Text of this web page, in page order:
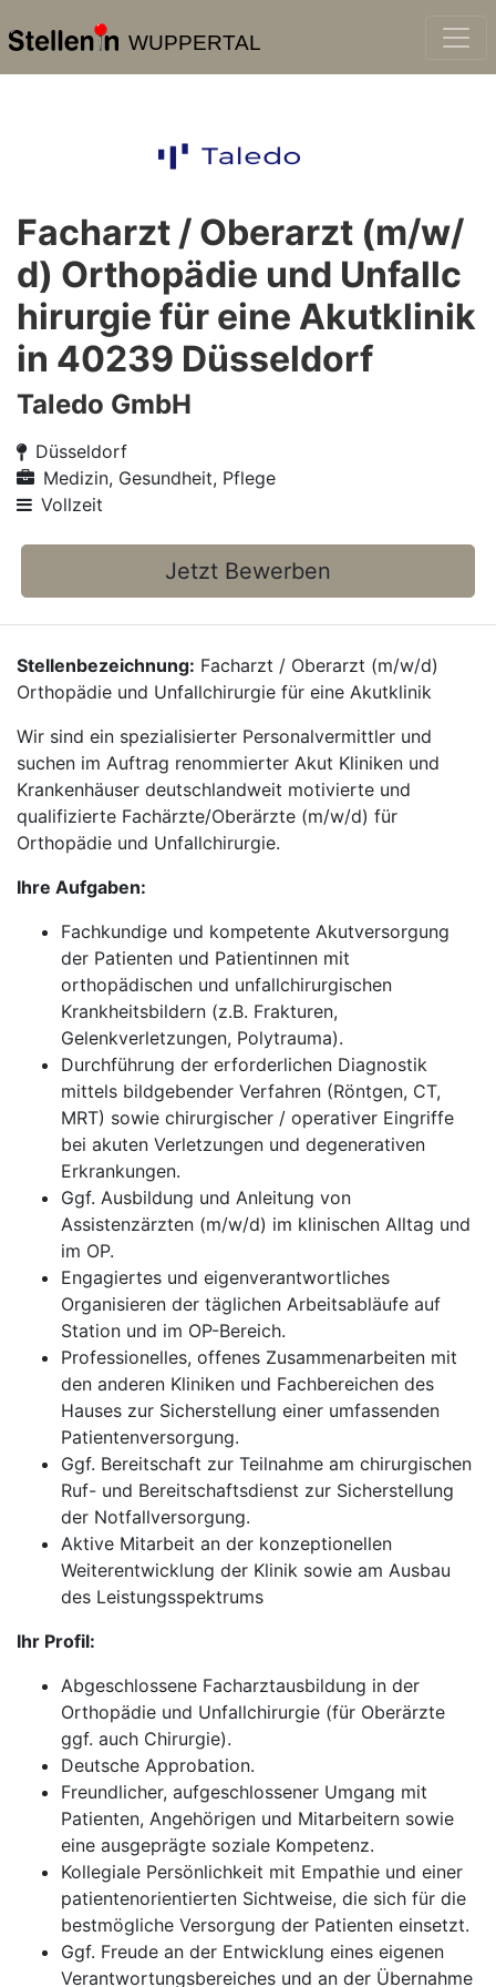
WUPPERTAL
Facharzt / Oberarzt (m/w/
d) Orthopädie und Unfallc
hirurgie für eine Akutklinik
in 40239 Düsseldorf
Taledo GmbH
Düsseldorf
Medizin, Gesundheit, Pflege
Vollzeit
Jetzt Bewerben
Stellenbezeichnung: Facharzt / Oberarzt (m/w/d)
Orthopädie und Unfallchirurgie für eine Akutklinik
Wir sind ein spezialisierter Personalvermittler und
suchen im Auftrag renommierter Akut Kliniken und
Krankenhäuser deutschlandweit motivierte und
qualifizierte Fachärzte/Oberärzte (m/w/d) für
Orthopädie und Unfallchirurgie.
Ihre Aufgaben:
Fachkundige und kompetente Akutversorgung
der Patienten und Patientinnen mit
orthopädischen und unfallchirurgischen
Krankheitsbildern (z.B. Frakturen,
Gelenkverletzungen, Polytrauma).
Durchführung der erforderlichen Diagnostik
mittels bildgebender Verfahren (Röntgen, CT,
MRT) sowie chirurgischer / operativer Eingriffe
bei akuten Verletzungen und degenerativen
Erkrankungen.
Ggf. Ausbildung und Anleitung von
Assistenzärzten (m/w/d) im klinischen Alltag und
im OP.
Engagiertes und eigenverantwortliches
Organisieren der täglichen Arbeitsabläufe auf
Station und im OP-Bereich.
Professionelles, offenes Zusammenarbeiten mit
den anderen Kliniken und Fachbereichen des
Hauses zur Sicherstellung einer umfassenden
Patientenversorgung.
Ggf. Bereitschaft zur Teilnahme am chirurgischen
Ruf- und Bereitschaftsdienst zur Sicherstellung
der Notfallversorgung.
Aktive Mitarbeit an der konzeptionellen
Weiterentwicklung der Klinik sowie am Ausbau
des Leistungsspektrums
Ihr Profil:
Abgeschlossene Facharztausbildung in der
Orthopädie und Unfallchirurgie (für Oberärzte
ggf. auch Chirurgie).
Deutsche Approbation.
Freundlicher, aufgeschlossener Umgang mit
Patienten, Angehörigen und Mitarbeitern sowie
eine ausgeprägte soziale Kompetenz.
Kollegiale Persönlichkeit mit Empathie und einer
patientenorientierten Sichtweise, die sich für die
bestmögliche Versorgung der Patienten einsetzt.
Ggf. Freude an der Entwicklung eines eigenen
Verantwortungsbereiches und an der Übernahme